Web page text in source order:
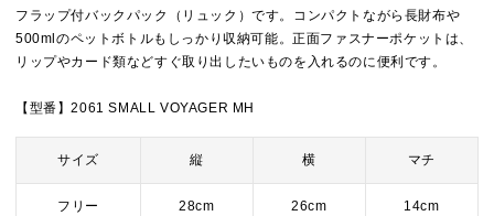
フラップ付バックパック（リュック）です。コンパクトながら長財布や
500mlのペットボトルもしっかり収納可能。正面ファスナーポケットは、
リップやカード類などすぐ取り出したいものを入れるのに便利です。
【型番】2061 SMALL VOYAGER MH
サイズ 縦 横 マチ
フリー 28cm 26cm 14cm